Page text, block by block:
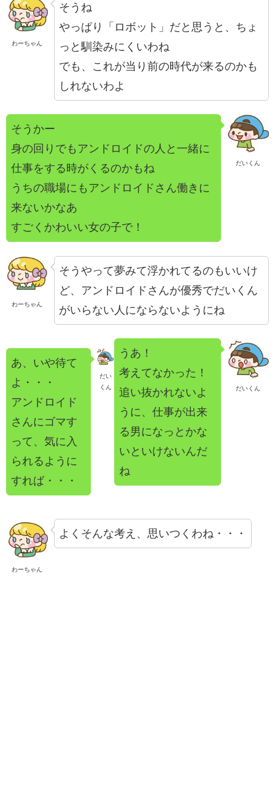
わーちゃん
そうね
やっぱり「ロボット」だと思うと、ちょ
っと馴染みにくいわね
でも、これが当り前の時代が来るのかも
しれないわよ
だいくん
そうかー
身の回りでもアンドロイドの人と一緒に
仕事をする時がくるのかもね
うちの職場にもアンドロイドさん働きに
来ないかなあ
すごくかわいい女の子で！
わーちゃん
そうやって夢みて浮かれてるのもいいけ
ど、アンドロイドさんが優秀でだいくん
がいらない人にならないようにね
だいくん
うあ！
考えてなかった！
追い抜かれないよ
うに、仕事が出来
る男になっとかな
いといけないんだ
ね
だい
くん
あ、いや待て
よ・・・
アンドロイド
さんにゴマす
って、気に入
られるように
すれば・・・
わーちゃん
よくそんな考え、思いつくわね・・・